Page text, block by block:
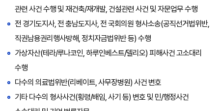
관련 사건 수행 및 재건축/재개발, 건설관련 사건 및 자문업무 수행
전 경기도지사, 전 충남도지사, 전 국회의원 형사소송(공직선거법위반,
직권남용권리행사방해, 정치자금법위반 등) 수행
가상자산(테라/루나코인, 하루인베스트/델리오) 피해사건 고소대리
수행
다수의 의료법위반(리베이트, 사무장병원) 사건 변호
기타 다수의 형사사건(횡령/배임, 사기 등) 변호 및 민/행정사건